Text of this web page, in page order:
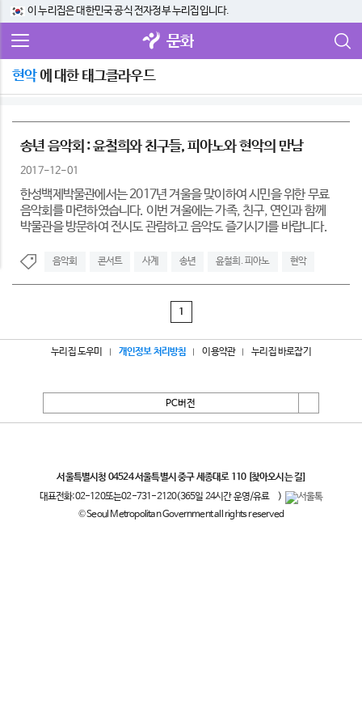
이 누리집은 대한민국 공식 전자정부 누리집입니다.
문화
현악에 대한 태그클라우드
송년 음악회 : 윤철희와 친구들, 피아노와 현악의 만남
2017-12-01
한성백제박물관에서는 2017년 겨울을 맞이하여 시민을 위한 무료
음악회를 마련하였습니다. 이번 겨울에는 가족, 친구, 연인과 함께
박물관을 방문하여 전시도 관람하고 음악도 즐기시기를 바랍니다.
음악회 콘서트 사계 송년 윤철희. 피아노 현악
1
누리집 도우미 개인정보 처리방침 이용약관 누리집 바로잡기
PC버전
서울특별시청 04524 서울특별시 중구 세종대로 110 [찾아오시는 길]
대표전화:02-120또는02-731-2120(365일 24시간 운영/유료
)
© Seoul Metropolitan Government all rights reserved